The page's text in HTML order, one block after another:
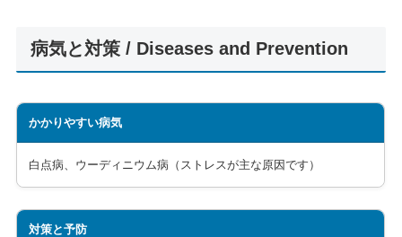
病気と対策 / Diseases and Prevention
かかりやすい病気
白点病、ウーディニウム病（ストレスが主な原因です）
対策と予防